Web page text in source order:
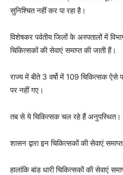
सुनिश्चित नहीं कर पा रहा है।
विशेषकर पर्वतीय जिलों के अस्पतालों में
चिकित्सकों की सेवाएं समाप्त की जाती हैं।
राज्य में बीते 3 वर्षो में 109 चिकित्सक
पर नहीं गए।
तब से ये चिकित्सक चल रहे हैं अनुपस्थित।
शासन द्वारा इन चिकित्सकों की सेवाएं
हालांकि बांड धारी चिकित्सकों की सेवाएं